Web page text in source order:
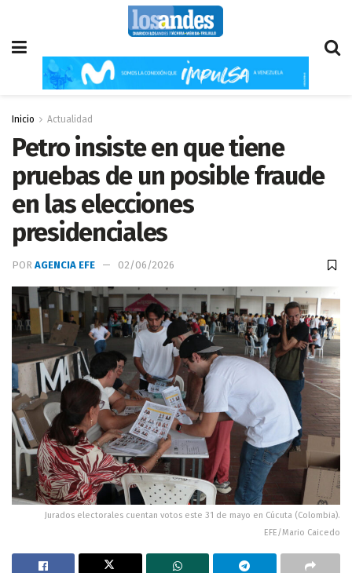
Inicio Actualidad
Petro insiste en que tiene
pruebas de un posible fraude
en las elecciones
presidenciales
POR AGENCIA EFE 02/06/2026
Jurados electorales cuentan votos este 31 de mayo en Cúcuta (Colombia).
EFE/Mario Caicedo